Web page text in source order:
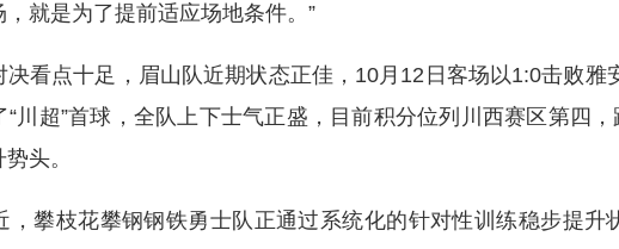
就是为了提前适应场地条件。”
点十足，眉山队近期状态正佳，10月12日客场以1:0击败雅
“川超”首球，全队上下士气正盛，目前积分位列川西赛区第四
头。
枝花攀钢钢铁勇士队正通过系统化的针对性训练稳步提升